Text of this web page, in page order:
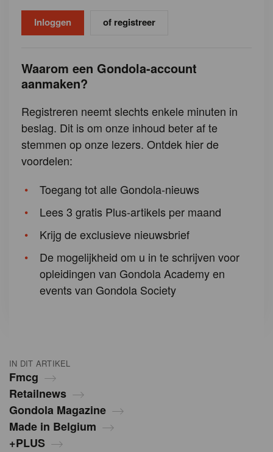
IN DIT ARTIKEL
Fmcg
Retailnews
Gondola Magazine
Made in Belgium
+PLUS
of registreer
Waarom een Gondola-account
aanmaken?
Registreren neemt slechts enkele minuten in
beslag. Dit is om onze inhoud beter af te
stemmen op onze lezers. Ontdek hier de
voordelen:
Toegang tot alle Gondola-nieuws
Lees 3 gratis Plus-artikels per maand
Krijg de exclusieve nieuwsbrief
De mogelijkheid om u in te schrijven voor
opleidingen van Gondola Academy en
events van Gondola Society